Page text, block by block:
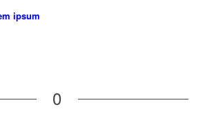
ipsum
0